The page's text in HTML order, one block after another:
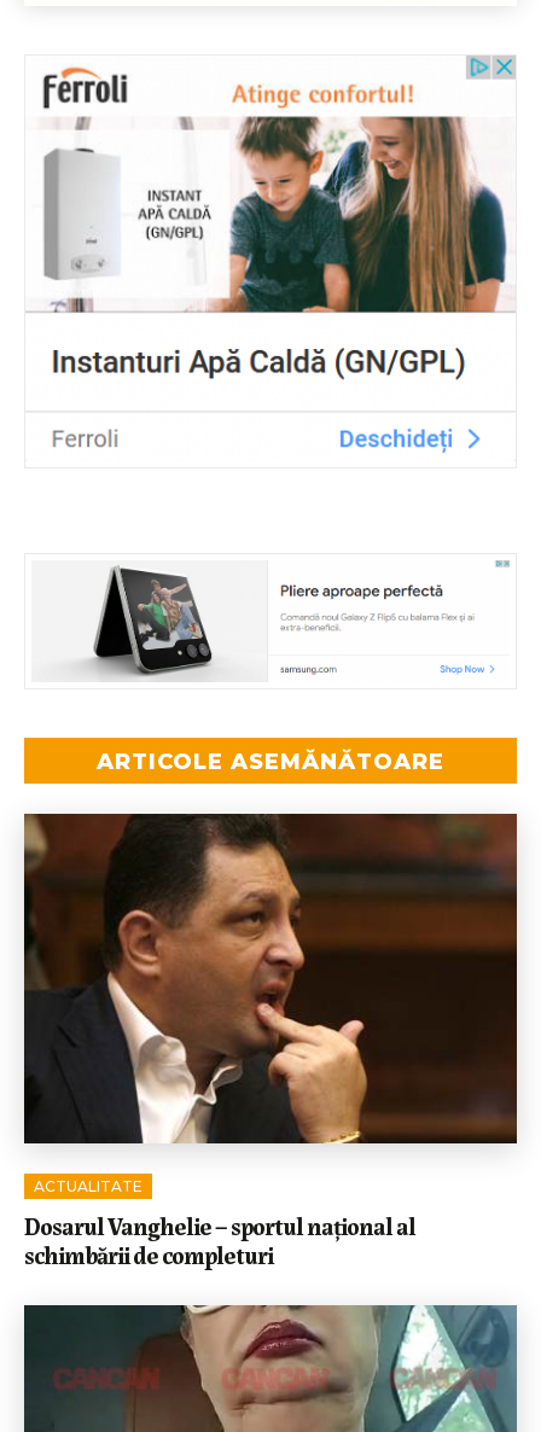
ARTICOLE ASEMĂNĂTOARE
ACTUALITATE
Dosarul Vanghelie – sportul național al
schimbării de completuri